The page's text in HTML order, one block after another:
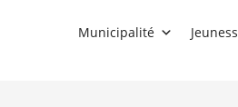
Municipalité